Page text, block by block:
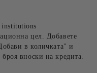
цел. Добавете
в количката" и
вноски на кредита.